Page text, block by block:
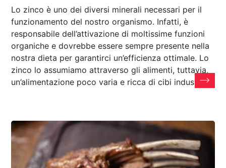
Lo zinco è uno dei diversi minerali necessari per il
funzionamento del nostro organismo. Infatti, è
responsabile dell’attivazione di moltissime funzioni
organiche e dovrebbe essere sempre presente nella
nostra dieta per garantirci un’efficienza ottimale. Lo
zinco lo assumiamo attraverso gli alimenti, tuttavia,
un’alimentazione poco varia e ricca di cibi industriali